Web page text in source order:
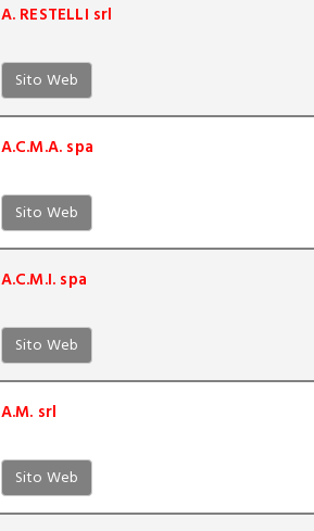
A. RESTELLI srl
Sito Web
A.C.M.A. spa
Sito Web
A.C.M.I. spa
Sito Web
A.M. srl
Sito Web